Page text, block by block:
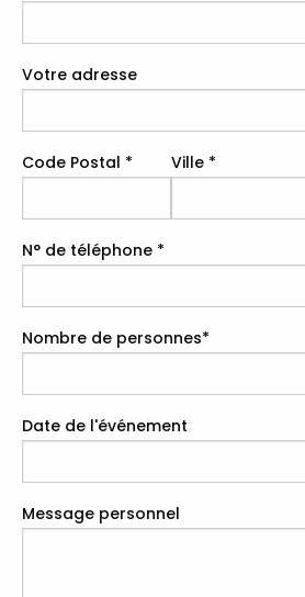
Votre adresse
Code Postal * Ville *
N° de téléphone *
Nombre de personnes*
Date de l'événement
Message personnel